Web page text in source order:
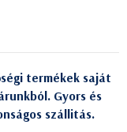
termékek saját
Gyors és
szállitás.